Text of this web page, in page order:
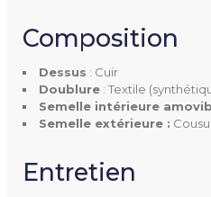
Composition
Dessus : Cuir
Doublure: Textile
Semelle intérieure
Semelle extérieure :
Entretien
Largeur
Pointures